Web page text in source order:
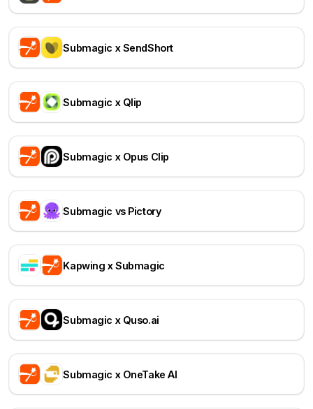
Submagic x SendShort
Submagic x Qlip
Submagic x Opus Clip
Submagic vs Pictory
Kapwing x Submagic
Submagic x Quso.ai
Submagic x OneTake AI